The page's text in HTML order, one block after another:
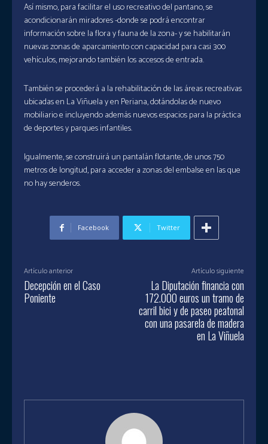
Así mismo, para facilitar el uso recreativo del pantano, se
acondicionarán miradores -donde se podrá encontrar
información sobre la flora y fauna de la zona- y se habilitarán
nuevas zonas de aparcamiento con capacidad para casi 300
vehículos, mejorando también los accesos de entrada.
También se procederá a la rehabilitación de las áreas recreativas
ubicadas en La Viñuela y en Periana, dotándolas de nuevo
mobiliario e incluyendo además nuevos espacios para la práctica
de deportes y parques infantiles.
Igualmente, se construirá un pantalán flotante, de unos 750
metros de longitud, para acceder a zonas del embalse en las que
no hay senderos.
Facebook Twitter
Artículo anterior
Decepción en el Caso
Poniente
Artículo siguiente
La Diputación financia con
172.000 euros un tramo de
carril bici y de paseo peatonal
con una pasarela de madera
en La Viñuela